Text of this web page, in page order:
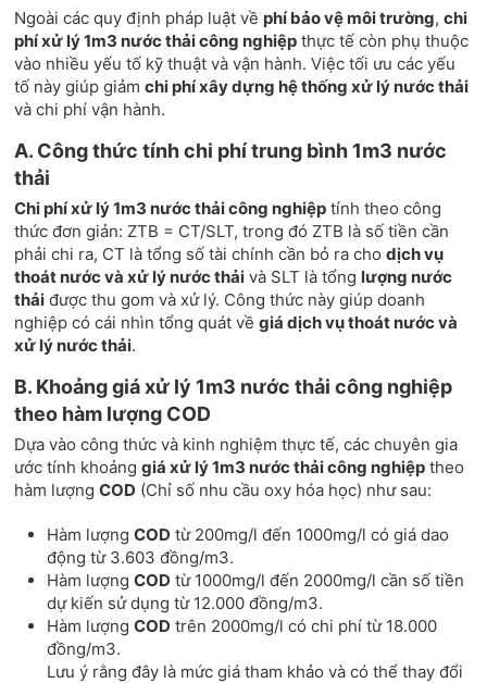
Ngoài các quy định pháp luật về phí bảo vệ môi trường,chi
phí xử lý 1m3 nước thải công nghiệp thực tế còn phụ thuộc
vào nhiều yếu tố kỹ thuật và vận hành. Việc tối ưu các yếu
tố này giúp giảmchi phí xây dựng hệ thống xử lý nước thải
và chi phí vận hành.
A. Công thức tính chi phí trung bình 1m3 nước
thải
Chi phí xử lý 1m3 nước thải công nghiệp tính theo công
thức đơn giản: ZTB = CT/SLT, trong đó ZTB là số tiền cần
phải chi ra, CT là tổng số tài chính cần bỏ ra chodịch vụ
thoát nước và xử lý nước thải và SLT là tổng lượng nước
thải được thu gom và xử lý. Công thức này giúp doanh
nghiệp có cái nhìn tổng quát vềgiá dịch vụ thoát nước và
xử lý nước thải.
B. Khoảng giá xử lý 1m3 nước thải công nghiệp
theo hàm lượng COD
Dựa vào công thức và kinh nghiệm thực tế, các chuyên gia
ước tính khoảnggiá xử lý 1m3 nước thải công nghiệp theo
hàm lượngCOD (Chỉ số nhu cầu oxy hóa học) như sau:
Hàm lượngCOD từ 200mg/l đến 1000mg/l có giá dao
động từ 3.603 đồng/m3.
Hàm lượngCOD từ 1000mg/l đến 2000mg/l cần số tiền
dự kiến sử dụng từ 12.000 đồng/m3.
Hàm lượngCOD trên 2000mg/l có chi phí từ 18.000
đồng/m3.
Lưu ý rằng đây là mức giá tham khảo và có thể thay đổi